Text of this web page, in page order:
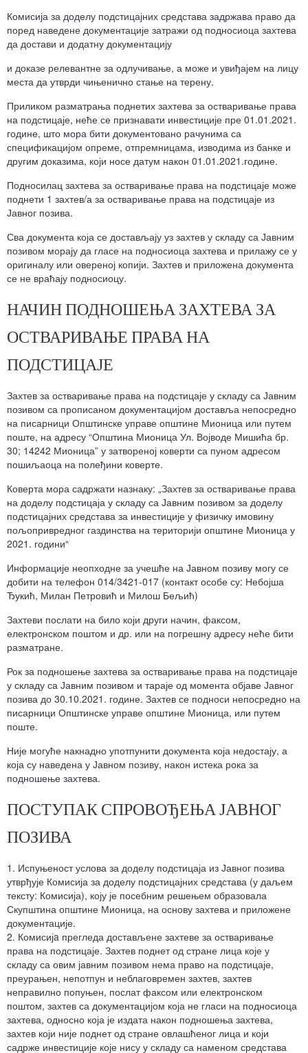
Комисија за доделу подстицајних средстава задржава право да
поред наведене документације затражи од подносиоца захтева
да достави и додатну документацију
и доказе релевантне за одлучивање, а може и увиђајем на лицу
места да утврди чињенично стање на терену.
Приликом разматрања поднетих захтева за остваривање права
на подстицаје, неће се признавати инвестиције пре 01.01.2021.
године, што мора бити документовано рачунима са
спецификацијом опреме, отпремницама, изводима из банке и
другим доказима, који носе датум након 01.01.2021.године.
Подносилац захтева за остваривање права на подстицаје може
поднети 1 захтев/а за остваривање права на подстицаје из
Јавног позива.
Сва документа која се достављају уз захтев у складу са Јавним
позивом морају да гласе на подносиоца захтева и прилажу се у
оригиналу или овереној копији. Захтев и приложена документа
се не враћају подносиоцу.
НАЧИН ПОДНОШЕЊА ЗАХТЕВА ЗА
ОСТВАРИВАЊЕ ПРАВА НА
ПОДСТИЦАЈЕ
Захтев за остваривање права на подстицаје у складу са Јавним
позивом са прописаном документацијом доставља непосредно
на писарници Општинске управе општине Мионица или путем
поште, на адресу “Општина Мионица Ул. Војводе Мишића бр.
30; 14242 Мионица” у затвореној коверти са пуном адресом
пошиљаоца на полеђини коверте.
Коверта мора садржати назнаку: „Захтев за остваривање права
на доделу подстицаја у складу са Јавним позивом за доделу
подстицајних средстава за инвестиције у физичку имовину
пољопривредног газдинства на територији општине Мионица у
2021. години“
Информације неопходне за учешће на Јавном позиву могу се
добити на телефон 014/3421-017 (контакт особе су: Небојша
Ђукић, Милан Петровић и Милош Бељић)
Захтеви послати на било који други начин, факсом,
електронском поштом и др. или на погрешну адресу неће бити
разматране.
Рок за подношење захтева за остваривање права на подстицаје
у складу са Јавним позивом и тараје од момента објаве Јавног
позива до 30.10.2021. године. Захтев се подноси непосредно на
писарници Општинске управе општине Мионица, или путем
поште.
Није могуће накнадно употпунити документа која недостају, а
која су наведена у Јавном позиву, након истека рока за
подношење захтева.
ПОСТУПАК СПРОВОЂЕЊА ЈАВНОГ
ПОЗИВА
1. Испуњеност услова за доделу подстицаја из Јавног позива
утврђује Комисија за доделу подстицајних средстава (у даљем
тексту: Комисија), коју је посебним решењем образовала
Скупштина општине Мионица, на основу захтева и приложене
документације.
2. Комисијa прегледа достављене захтеве за остваривање
права на подстицаје. Захтев поднет од стране лица које у
складу са овим јавним позивом нема право на подстицаје,
преурањен, непотпун и неблаговремен захтев, захтев
неправилно попуњен, послат факсом или електронском
поштом, захтев са документацијом која не гласи на подносиоца
захтева, односно која је издата након подношења захтева,
захтев који није поднет од стране овлашћеног лица и који
садрже инвестиције које нису у складу са наменом средстава